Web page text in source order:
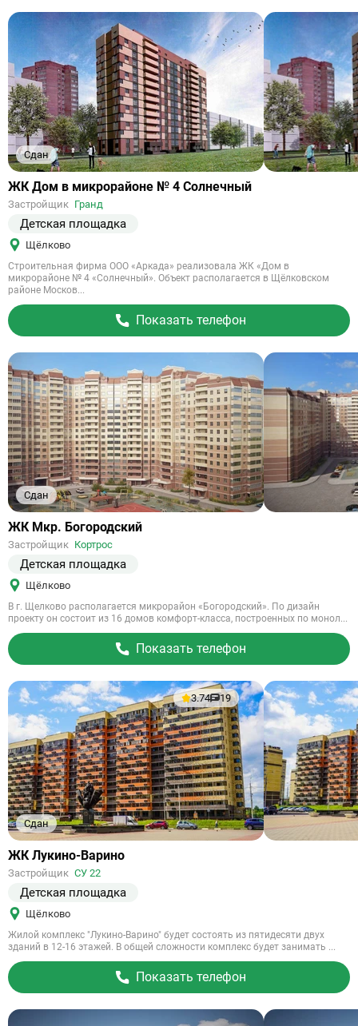
Сдан
Ссылка
объект
ЖК Дом в микрорайоне № 4 Солнечный
Застройщик Гранд
Детская площадка
Щёлково
Строительная фирма ООО «Аркада» реализовала ЖК «Дом в
микрорайоне № 4 «Солнечный». Объект располагается в Щёлковском
районе Москов...
Показать телефон
Сдан
Ссылка
объект
ЖК Мкр. Богородский
Застройщик Кортрос
Детская площадка
Щёлково
В г. Щелково располагается микрорайон «Богородский». По дизайн
проекту он состоит из 16 домов комфорт-класса, построенных по монол...
Показать телефон
Сдан
3.74 19
Ссылка
объект
ЖК Лукино-Варино
Застройщик СУ 22
Детская площадка
Щёлково
Жилой комплекс "Лукино-Варино" будет состоять из пятидесяти двух
зданий в 12-16 этажей. В общей сложности комплекс будет занимать ...
Показать телефон